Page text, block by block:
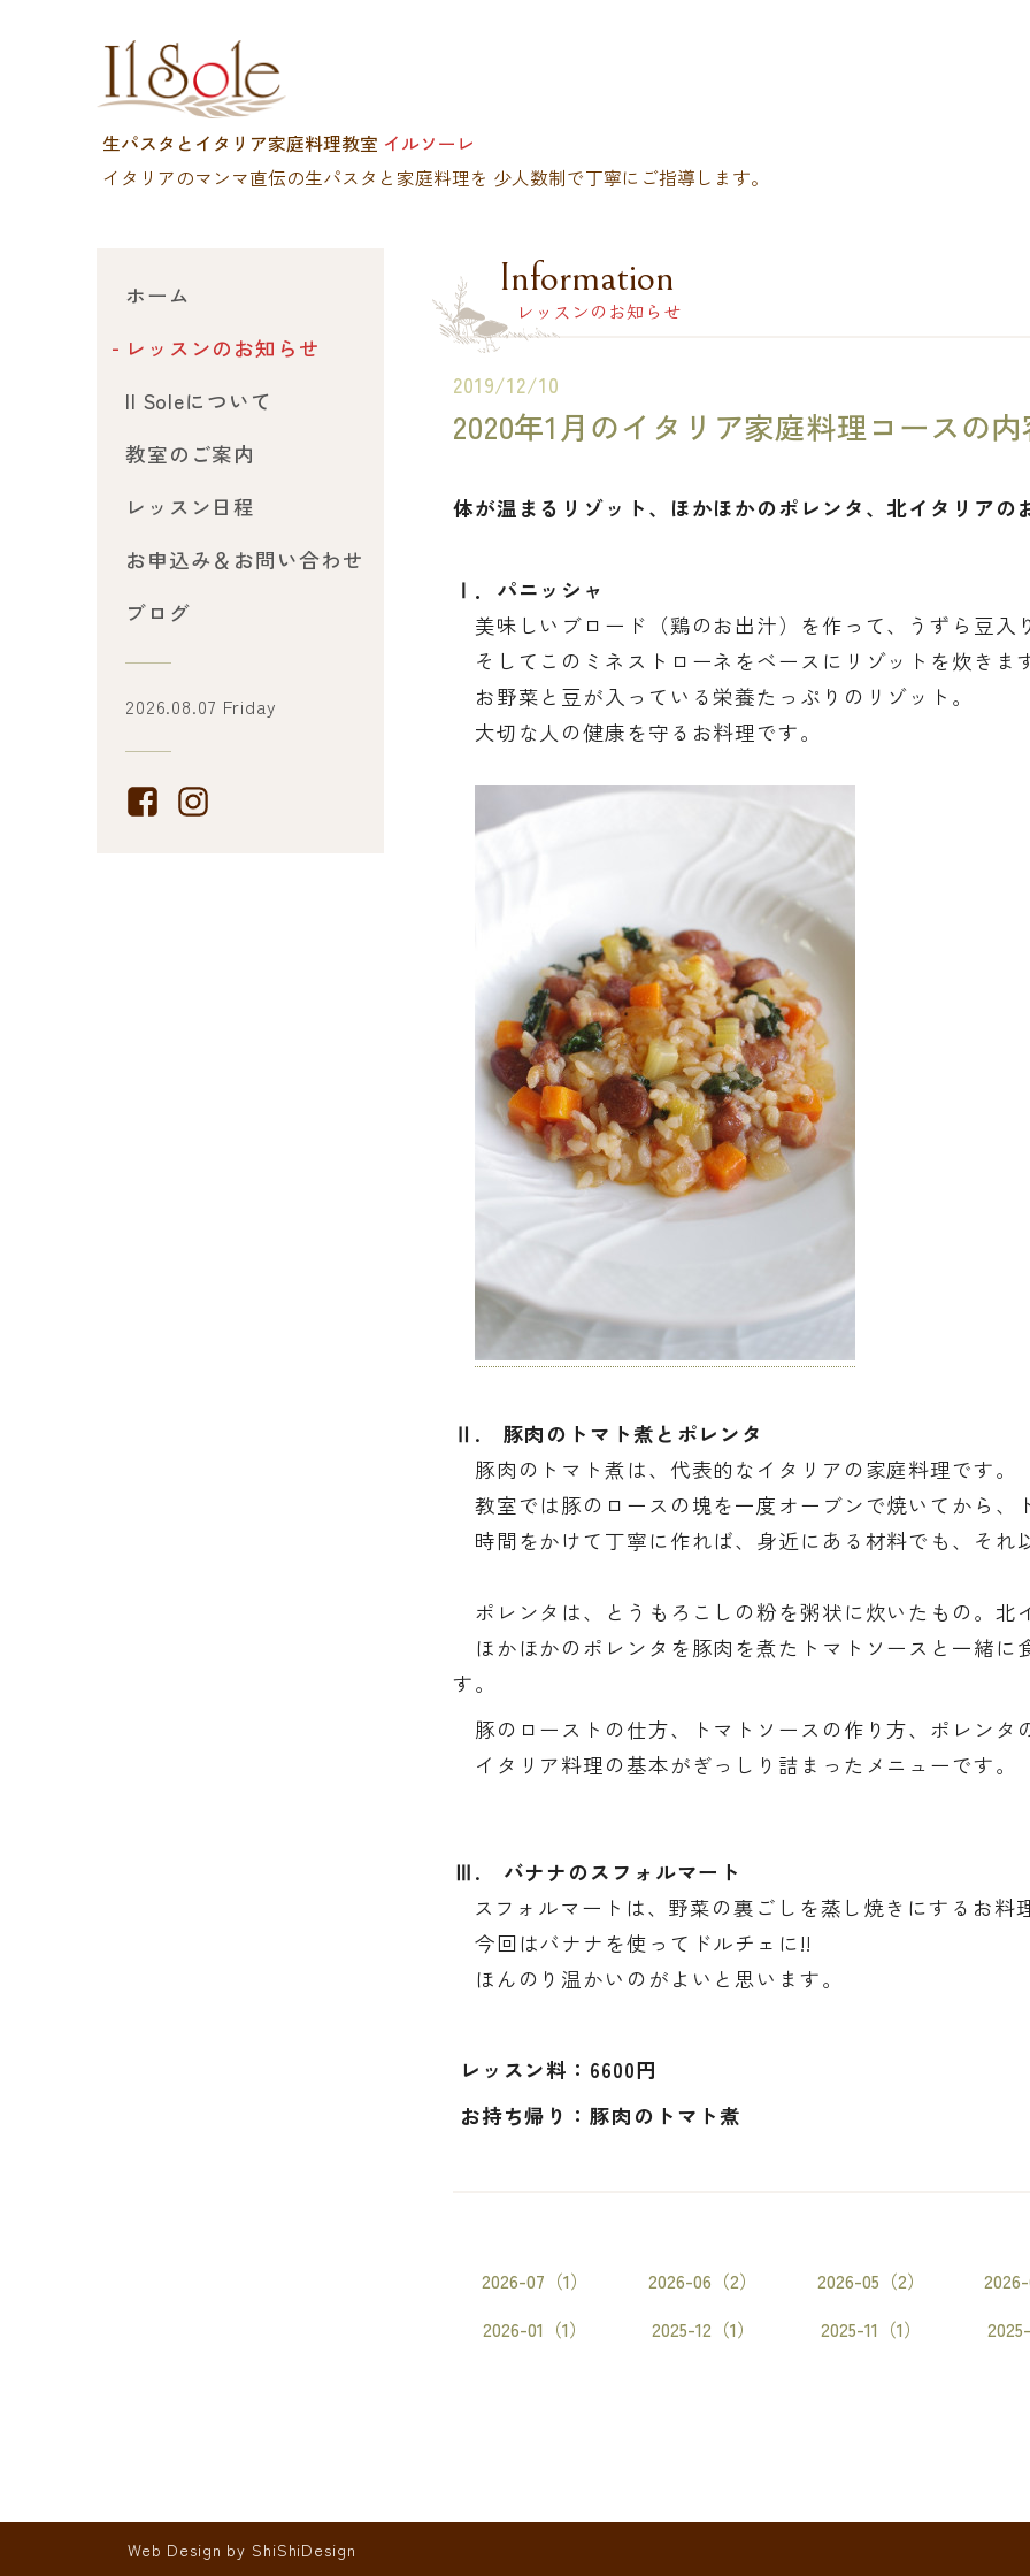
生パスタとイタリア家庭料理教室 イルソーレ
イタリアのマンマ直伝の生パスタと家庭料理を 少人数制で丁寧にご指導します。
ホーム
レッスンのお知らせ
Il Soleについて
教室のご案内
レッスン日程
お申込み＆お問い合わせ
ブログ
2026.08.07 Friday
Information
レッスンのお知らせ
2019/12/10
2020年1月のイタリア家庭料理コースの内
体が温まるリゾット、ほかほかのポレンタ、北イタリアの
Ⅰ．パニッシャ
美味しいブロード（鶏のお出汁）を作って、うずら豆入
そしてこのミネストローネをベースにリゾットを炊きます
お野菜と豆が入っている栄養たっぷりのリゾット。
大切な人の健康を守るお料理です。
Ⅱ. 豚肉のトマト煮とポレンタ
豚肉のトマト煮は、代表的なイタリアの家庭料理です。
教室では豚のロースの塊を一度オーブンで焼いてから、
時間をかけて丁寧に作れば、身近にある材料でも、それ
ポレンタは、とうもろこしの粉を粥状に炊いたもの。北
ほかほかのポレンタを豚肉を煮たトマトソースと一緒に
す。
豚のローストの仕方、トマトソースの作り方、ポレンタ
イタリア料理の基本がぎっしり詰まったメニューです。
Ⅲ. バナナのスフォルマート
スフォルマートは、野菜の裏ごしを蒸し焼きにするお料
今回はバナナを使ってドルチェに!!
ほんのり温かいのがよいと思います。
レッスン料：6600円
お持ち帰り：豚肉のトマト煮
2026-07（1） 2026-06（2） 2026-05（2） 2026-
2026-01（1）
2025-12（1） 2025-11（1） 2025-
Web Design by ShiShiDesign